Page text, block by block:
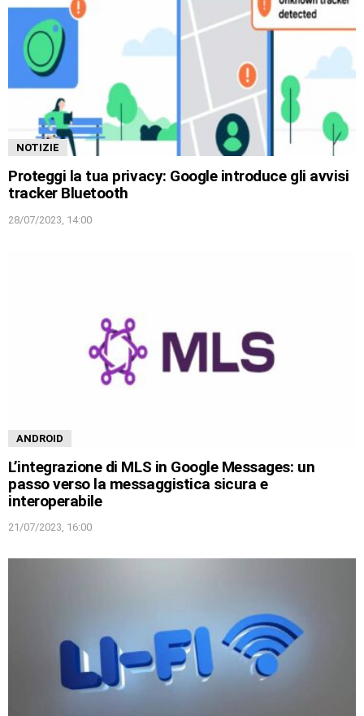
NOTIZIE
Proteggi la tua privacy: Google introduce gli avvisi
tracker Bluetooth
28/07/2023, 14:00
ANDROID
L’integrazione di MLS in Google Messages: un
passo verso la messaggistica sicura e
interoperabile
21/07/2023, 16:00